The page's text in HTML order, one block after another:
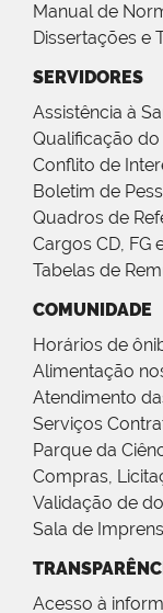
Manual de
Dissertações e
SERVIDORES
Assistência à
Qualificação
Conflito de
Boletim de
Quadros de
Cargos CD, FG
Tabelas de
COMUNIDADE
Horários de
Alimentação
Atendimento
Serviços
Parque da
Compras,
Validação de
Sala de
Acesso à